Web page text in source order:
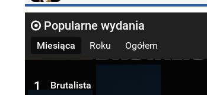
Popularne wydania
Miesiąca Roku Ogółem
1 Brutalista